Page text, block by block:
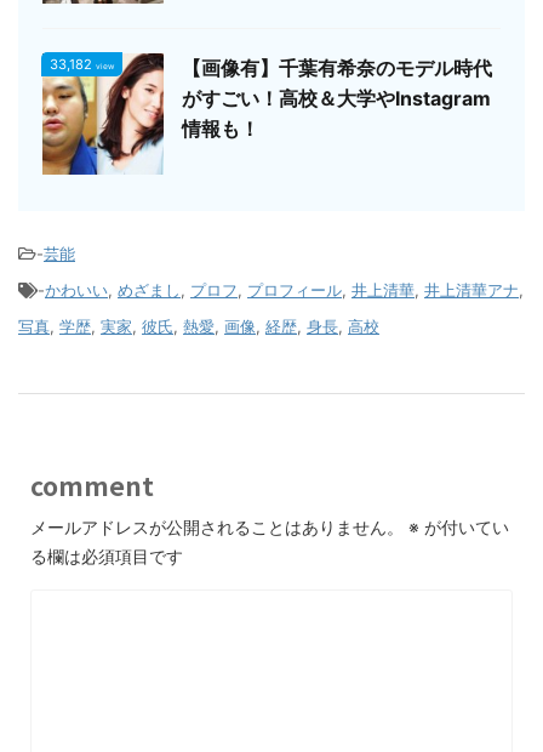
33,182 view
【画像有】千葉有希奈のモデル時代
がすごい！高校＆大学やInstagram
情報も！
-芸能
-かわいい, めざまし, プロフ, プロフィール, 井上清華, 井上清華アナ,
写真, 学歴, 実家, 彼氏, 熱愛, 画像, 経歴, 身長, 高校
comment
メールアドレスが公開されることはありません。 ※ が付いてい
る欄は必須項目です